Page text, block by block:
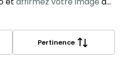
ou en déplacement, la
outdoor.
qu’un vêtement : c’est une
Pertinence